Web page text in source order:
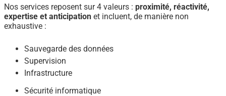
Nos services reposent sur 4 valeurs : proximité, réactivité,
expertise et anticipation et incluent, de manière non
exhaustive :
Sauvegarde des données
Supervision
Infrastructure
Sécurité informatique